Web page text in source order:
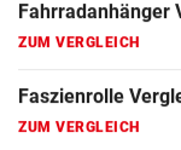
ZUM VERGLEICH
ZUM VERGLEICH